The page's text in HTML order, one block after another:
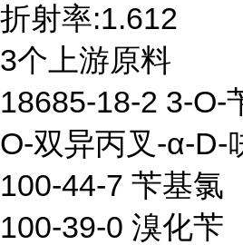
折射率:1.612
3个上游原料
18685-18-2 3-O-
O-双异丙叉-α-D-
100-44-7 苄基氯
100-39-0 溴化苄